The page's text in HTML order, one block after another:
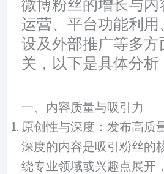
微博粉丝的增长与内
运营、平台功能利
设及外部推广等多方
关，以下是具体分析
一、内容质量与吸引力
原创性与深度：发布高质
深度的内容是吸引粉丝的
绕专业领域或兴趣点展开